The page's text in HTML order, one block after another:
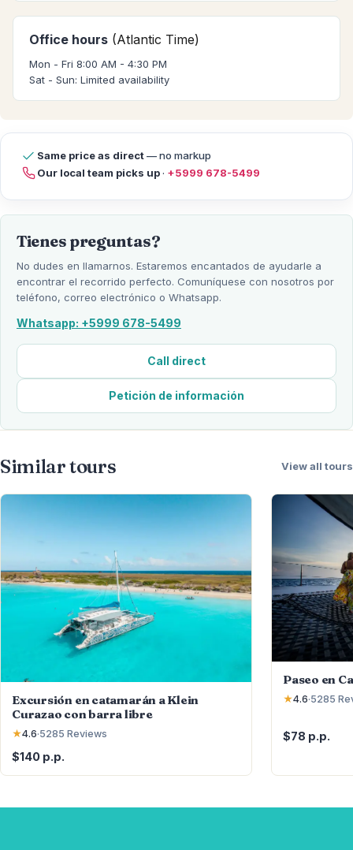
Office hours (Atlantic Time)
Mon - Fri 8:00 AM - 4:30 PM
Sat - Sun: Limited availability
Same price as direct— no markup
Our local team picks up· +5999 678-5499
Tienes preguntas?
No dudes en llamarnos. Estaremos encantados de ayudarle a
encontrar el recorrido perfecto. Comuníquese con nosotros por
teléfono, correo electrónico o Whatsapp.
Whatsapp: +5999 678-5499
Call direct
Petición de información
Similar tours View all tours
Excursión en catamarán a Klein
Curazao con barra libre
★4.6·5285 Reviews
$140 p.p.
Paseo en
★4.6·5285
$78 p.p.